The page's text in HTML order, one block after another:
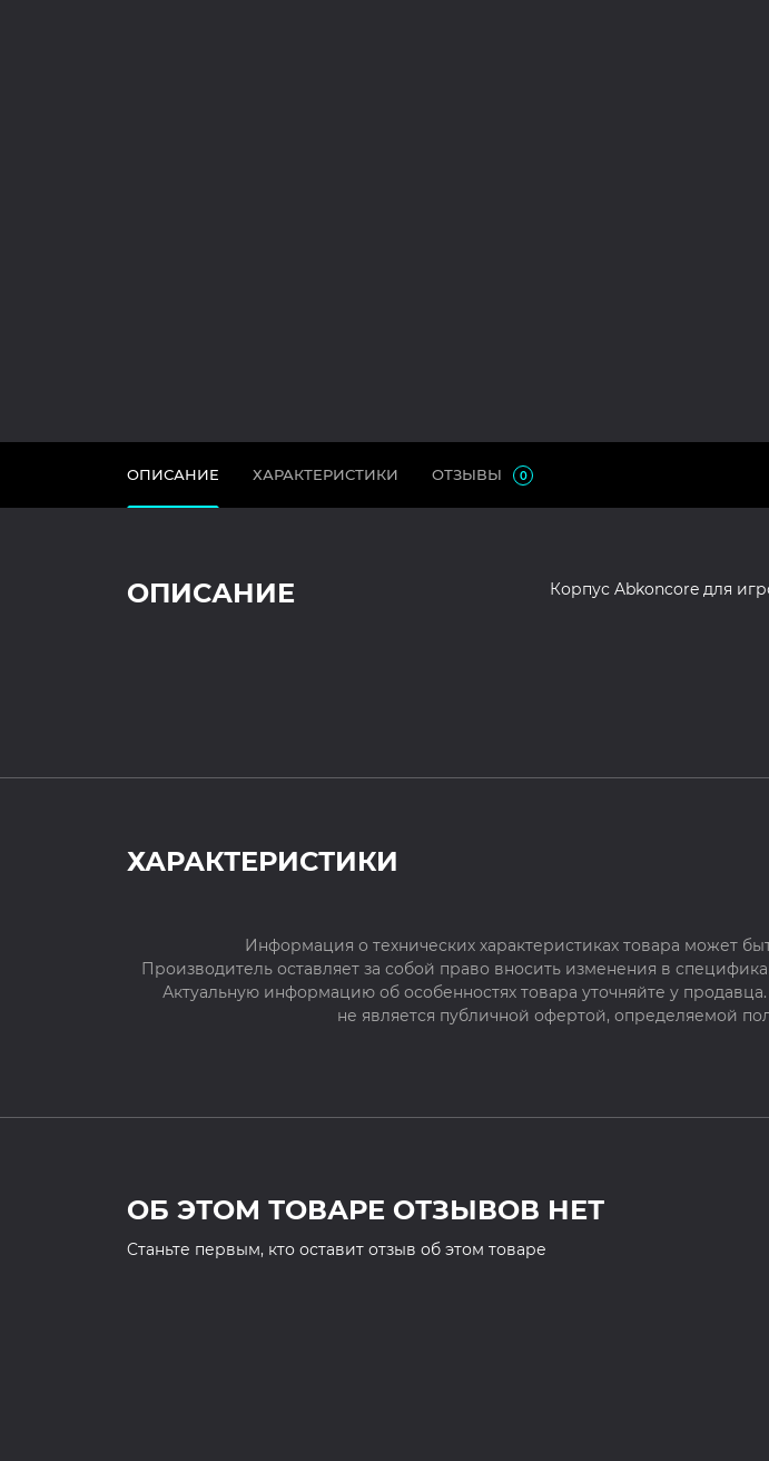
ОПИСАНИЕ ХАРАКТЕРИСТИКИ ОТЗЫВЫ 0
ОПИСАНИЕ Корпус Abkoncore для
ХАРАКТЕРИСТИКИ
Информация о технических характеристиках товара может
Производитель оставляет за собой право вносить изменения в
Актуальную информацию об особенностях товара уточняйте у
не является публичной офертой, определяемой
ОБ ЭТОМ ТОВАРЕ ОТЗЫВОВ НЕТ
Cтаньте первым, кто оставит отзыв об этом товаре